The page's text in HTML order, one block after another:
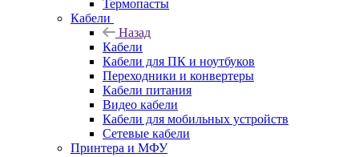
Термопасты
Кабели
Назад
Кабели
Кабели для ПК и ноутбуков
Переходники и конвертеры
Кабели питания
Видео кабели
Кабели для мобильных устройств
Сетевые кабели
Принтера и МФУ